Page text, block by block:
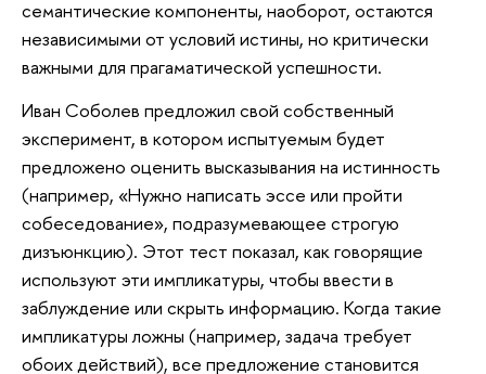
семантические компоненты, наоборот, остаются
независимыми от условий истины, но критически
важными для прагаматической успешности.
Иван Соболев предложил свой собственный
эксперимент, в котором испытуемым будет
предложено оценить высказывания на истинность
(например, «Нужно написать эссе или пройти
собеседование», подразумевающее строгую
дизъюнкцию). Этот тест показал, как говорящие
используют эти импликатуры, чтобы ввести в
заблуждение или скрыть информацию. Когда такие
импликатуры ложны (например, задача требует
обоих действий), все предложение становится